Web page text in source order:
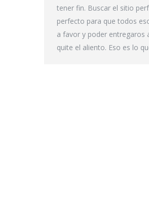
tener fin. Buscar el sitio
perfecto para que todos
a favor y poder entregaros
quite el aliento. Eso es lo